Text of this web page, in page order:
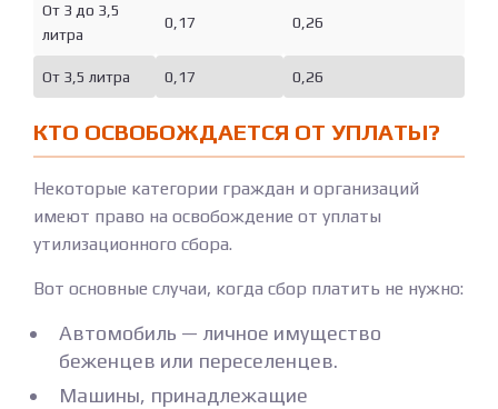
От 3 до 3,5
литра
0,17 0,26
От 3,5 литра 0,17 0,26
КТО ОСВОБОЖДАЕТСЯ ОТ УПЛАТЫ?
Некоторые категории граждан и организаций
имеют право на освобождение от уплаты
утилизационного сбора.
Вот основные случаи, когда сбор платить не нужно:
Автомобиль — личное имущество
беженцев или переселенцев.
Машины, принадлежащие